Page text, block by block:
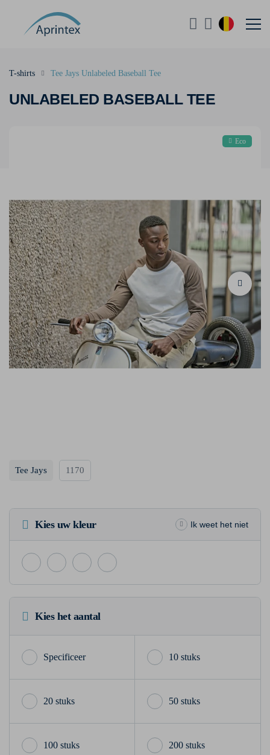
UNLABELED BASEBALL TEE
T-shirts Tee Jays Unlabeled Baseball Tee
Eco
Tee Jays 1170
Kies uw kleur Ik weet het niet
Kies het aantal
10 stuks
20 stuks 50 stuks
100 stuks 200 stuks